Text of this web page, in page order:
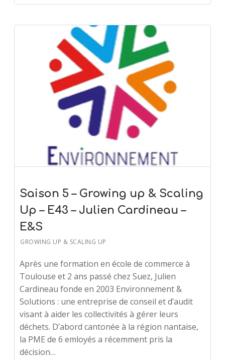
Saison 5 – Growing up & Scaling
Up – E43 – Julien Cardineau –
E&S
GROWING UP & SCALING UP
Après une formation en école de commerce à
Toulouse et 2 ans passé chez Suez, Julien
Cardineau fonde en 2003 Environnement &
Solutions : une entreprise de conseil et d’audit
visant à aider les collectivités à gérer leurs
déchets. D’abord cantonée à la région nantaise,
la PME de 6 emloyés a récemment pris la
décision…